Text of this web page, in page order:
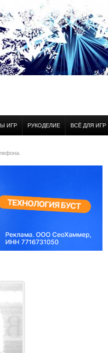
ИГР РУКОДЕЛИЕ ВСЁ ДЛЯ ИГР